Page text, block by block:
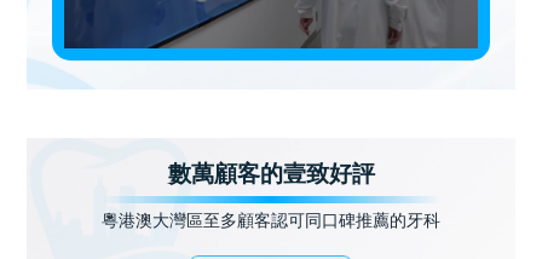
數萬顧客的壹致好評
粵港澳大灣區至多顧客認可同口碑推薦的牙科